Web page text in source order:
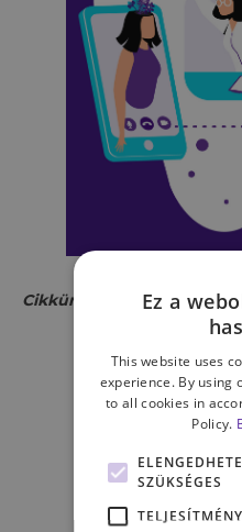
Cikkünkben ezekre is
Miért
rendőrök,
Gabby az
Miért
Petito
esettől?
Ez a
This website uses
experience. By using
to all cookies in
Policy.
SZÜKSÉGES
TELJESÍTMÉNY